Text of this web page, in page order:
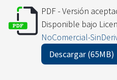
PDF - Versión
Disponible bajo
NoComercial-
Descargar (65MB)